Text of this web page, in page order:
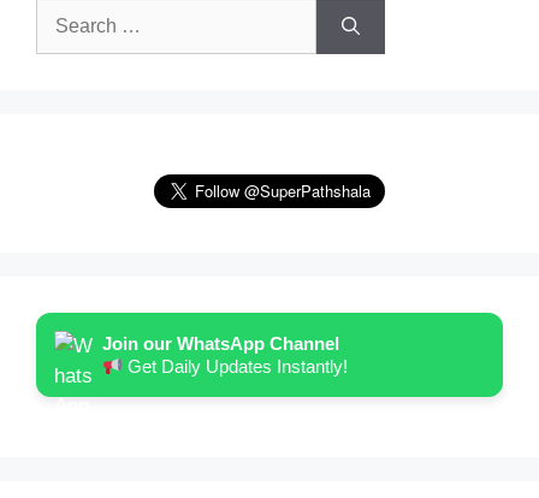
Search
Join our WhatsApp Channel
Get Daily Updates Instantly!